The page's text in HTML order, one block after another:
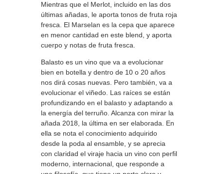
Mientras que el Merlot, incluido en las dos
últimas añadas, le aporta tonos de fruta roja
fresca. El Marselan es la cepa que aparece
en menor cantidad en este blend, y aporta
cuerpo y notas de fruta fresca.
Balasto es un vino que va a evolucionar
bien en botella y dentro de 10 o 20 años
nos dirá cosas nuevas. Pero también, va a
evolucionar el viñedo. Las raíces se están
profundizando en el balasto y adaptando a
la energía del terruño. Alcanza con mirar la
añada 2018, la última en ser elaborada. En
ella se nota el conocimiento adquirido
desde la poda al ensamble, y se aprecia
con claridad el viraje hacia un vino con perfil
moderno, internacional, que responde a